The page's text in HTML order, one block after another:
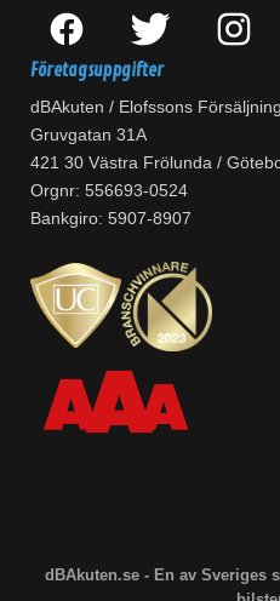
Företagsuppgifter
dBAkuten / Elofssons
Gruvgatan 31A
421 30 Västra Frölunda /
Orgnr: 556693-0524
Bankgiro: 5907-8907
dBAkuten.se - En av